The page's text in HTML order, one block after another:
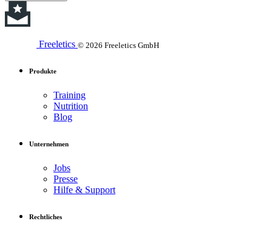
Freeletics © 2026 Freeletics GmbH
Produkte
Training
Nutrition
Blog
Unternehmen
Jobs
Presse
Hilfe & Support
Rechtliches